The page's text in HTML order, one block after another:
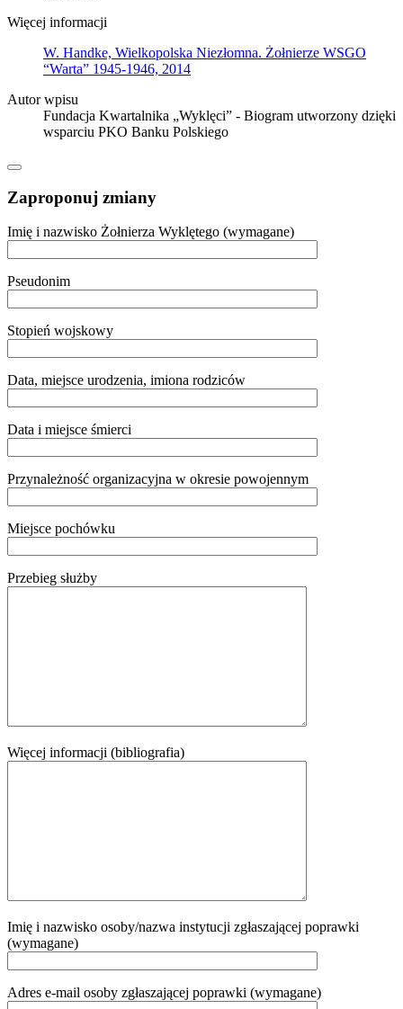
Więcej informacji
W. Handke, Wielkopolska Niezłomna. Żołnierze WSGO
“Warta” 1945-1946, 2014
Autor wpisu
Fundacja Kwartalnika „Wyklęci” - Biogram utworzony dzięki
wsparciu PKO Banku Polskiego
Zaproponuj zmiany
Imię i nazwisko Żołnierza Wyklętego (wymagane)
Pseudonim
Stopień wojskowy
Data, miejsce urodzenia, imiona rodziców
Data i miejsce śmierci
Przynależność organizacyjna w okresie powojennym
Miejsce pochówku
Przebieg służby
Więcej informacji (bibliografia)
Imię i nazwisko osoby/nazwa instytucji zgłaszającej poprawki
(wymagane)
Adres e-mail osoby zgłaszającej poprawki (wymagane)